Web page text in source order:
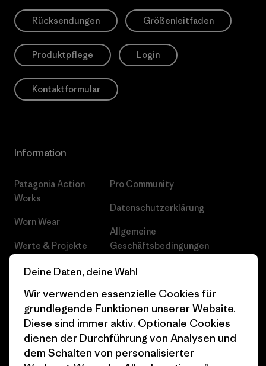
Rücksendungen Größenleitfaden
Produktpflege Login
Kontaktformular
Information
Patagonia Action
Works
Worn Wear
Werte & Projekte
Progress Report
Business Unusual
Klimaziele
1% For The Planet
Pro Community
Datenschutzerklärung
Allgemeine
Geschäftsbedingungen
Cookie Einstellungen
Karriere
Pressekontakt
Industry program
Deine Daten, deine Wahl
Wir verwenden essenzielle Cookies für
grundlegende Funktionen unserer Website.
Diese sind immer aktiv. Optionale Cookies
dienen der Durchführung von Analysen und
dem Schalten von personalisierter